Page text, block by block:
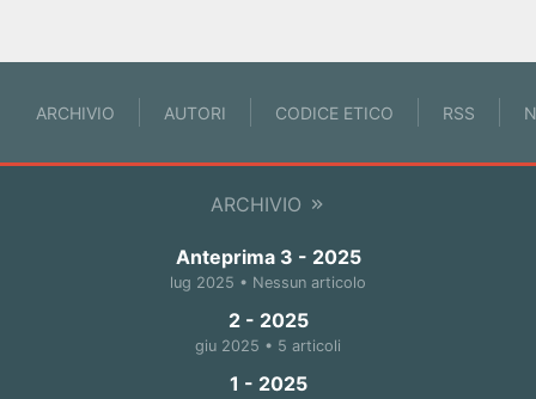
ARCHIVIO AUTORI CODICE ETICO RSS
ARCHIVIO
Anteprima 3 - 2025
lug 2025 • Nessun articolo
2 - 2025
giu 2025 • 5 articoli
1 - 2025